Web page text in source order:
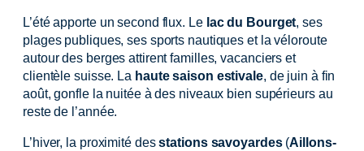
L’été apporte un second flux. Le lac du Bourget, ses
plages publiques, ses sports nautiques et la véloroute
autour des berges attirent familles, vacanciers et
clientèle suisse. La haute saison estivale, de juin à fin
août, gonfle la nuitée à des niveaux bien supérieurs au
reste de l’année.
L’hiver, la proximité desstations savoyardes(Aillons-